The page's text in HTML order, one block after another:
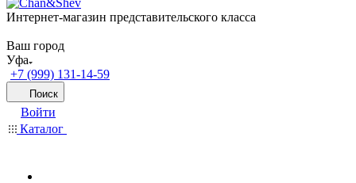
Интернет-магазин представительского класса
Ваш город
Уфа
+7 (999) 131-14-59
Поиск
Войти
Каталог